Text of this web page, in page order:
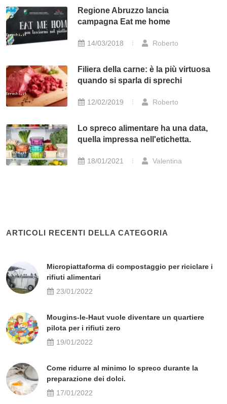
Regione Abruzzo lancia
campagna Eat me home
14/03/2018 Roberto
Filiera della carne: è la più virtuosa
quando si sparla di sprechi
12/02/2019 Roberto
Lo spreco alimentare ha una data,
quella impressa nell'etichetta.
18/01/2021 Valentina
ARTICOLI RECENTI DELLA CATEGORIA
Micropiattaforma di compostaggio per riciclare i
rifiuti alimentari
23/01/2022
Mougins-le-Haut vuole diventare un quartiere
pilota per i rifiuti zero
19/01/2022
Come ridurre al minimo lo spreco durante la
preparazione dei dolci.
17/01/2022